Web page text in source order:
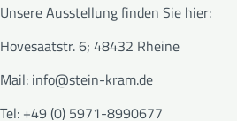
Unsere Ausstellung finden Sie hier:
Hovesaatstr. 6; 48432 Rheine
Mail: info@stein-kram.de
Tel: +49 (0) 5971-8990677